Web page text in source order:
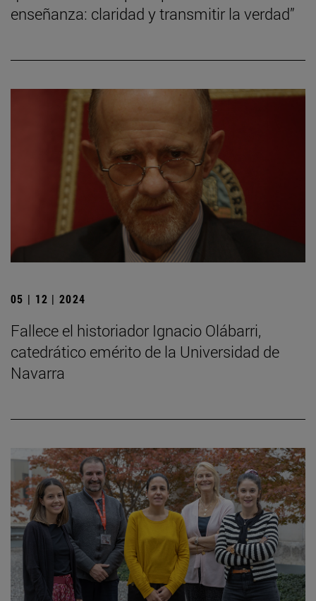
enseñanza: claridad y transmitir la verdad”
05 | 12 | 2024
Fallece el historiador Ignacio Olábarri,
catedrático emérito de la Universidad de
Navarra